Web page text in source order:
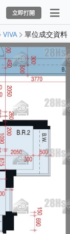
立即打開
VIVA 單位成交資料